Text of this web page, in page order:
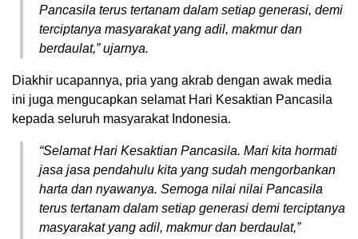
Pancasila terus tertanam dalam setiap generasi, demi
terciptanya masyarakat yang adil, makmur dan
berdaulat,” ujarnya.
Diakhir ucapannya, pria yang akrab dengan awak media
ini juga mengucapkan selamat Hari Kesaktian Pancasila
kepada seluruh masyarakat Indonesia.
“Selamat Hari Kesaktian Pancasila. Mari kita hormati
jasa jasa pendahulu kita yang sudah mengorbankan
harta dan nyawanya. Semoga nilai nilai Pancasila
terus tertanam dalam setiap generasi demi terciptanya
masyarakat yang adil, makmur dan berdaulat,”